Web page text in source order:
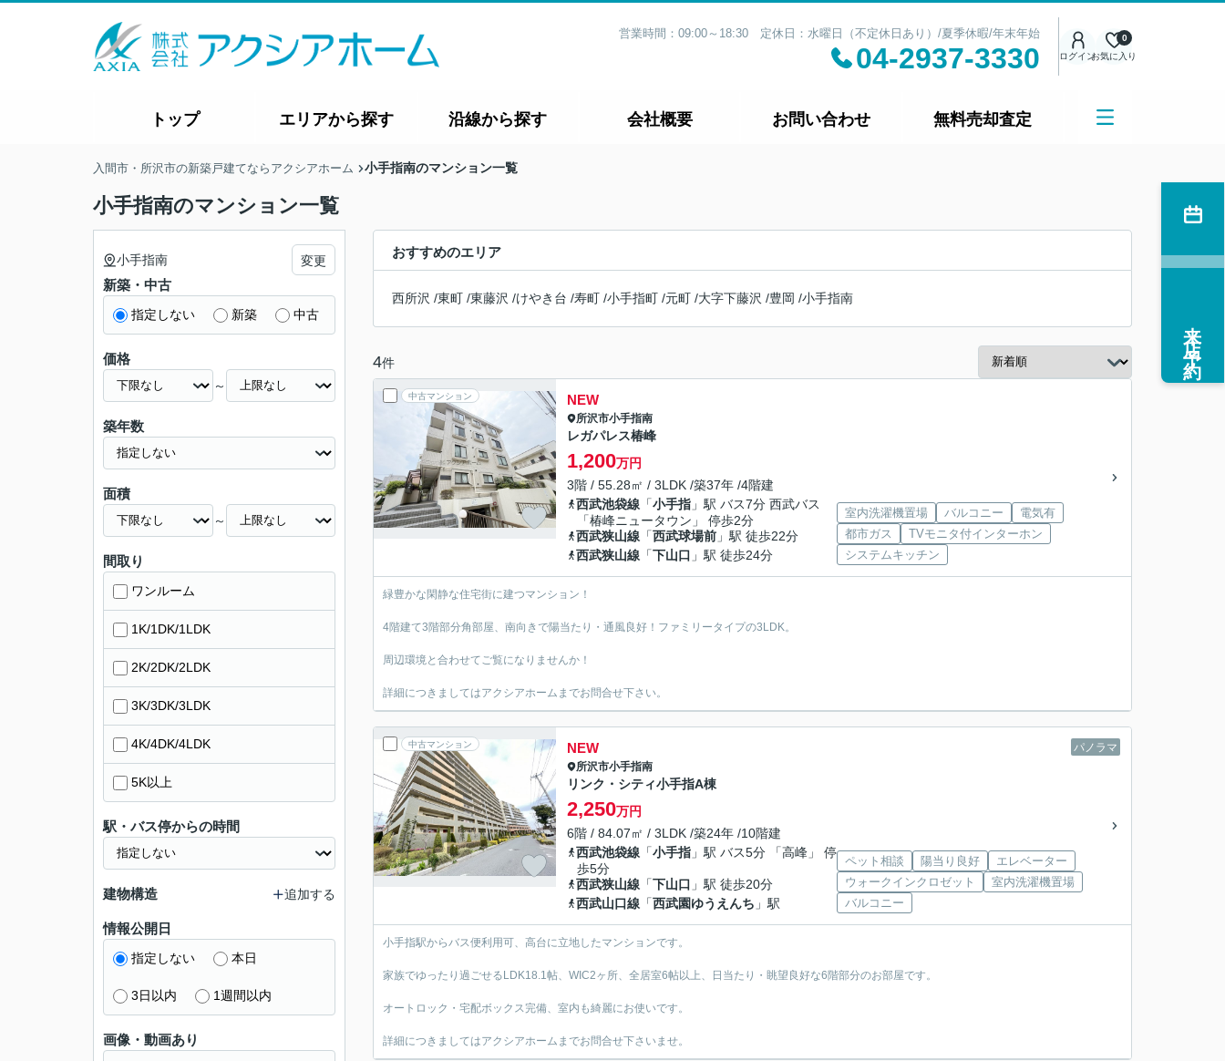
営業時間：09:00～18:30 定休日：水曜日（不定休日あり）/夏季休暇/年末年始
04-2937-3330 ログインお気に入り
0
トップ エリアから探す 沿線から探す 会社概要 お問い合わせ 無料売却査定
入間市・所沢市の新築戸建てならアクシアホーム 小手指南のマンション一覧
小手指南のマンション一覧
おすすめのエリア
西所沢 /東町 /東藤沢 /けやき台 /寿町 /小手指町 /元町 /大字下藤沢 /豊岡 /小手指南
4件
中古マンション NEW
所沢市小手指南
レガパレス椿峰
1,200万円
3階 / 55.28㎡ / 3LDK /築37年 /4階建
西武池袋線 「小手指 」駅 バス7分 西武バス
「椿峰ニュータウン」 停歩2分
西武狭山線 「西武球場前 」駅 徒歩22分
西武狭山線 「下山口 」駅 徒歩24分
室内洗濯機置場 バルコニー
電気有
都市ガス
TVモニタ付インターホン
システムキッチン
緑豊かな閑静な住宅街に建つマンション！
4階建て3階部分角部屋、南向きで陽当たり・通風良好！ファミリータイプの3LDK。
周辺環境と合わせてご覧になりませんか！
詳細につきましてはアクシアホームまでお問合せ下さい。
中古マンション パノラマ
NEW
所沢市小手指南
リンク・シティ小手指A棟
2,250万円
6階 / 84.07㎡ / 3LDK /築24年 /10階建
西武池袋線 「小手指 」駅 バス5分 「高峰」 停
歩5分
西武狭山線 「下山口 」駅 徒歩20分
西武山口線 「西武園ゆうえんち 」駅
ペット相談 陽当り良好
エレベーター
ウォークインクロゼット
室内洗濯機置場
バルコニー
小手指駅からバス便利用可、高台に立地したマンションです。
家族でゆったり過ごせるLDK18.1帖、WIC2ヶ所、全居室6帖以上、日当たり・眺望良好な6階部分のお部屋です。
オートロック・宅配ボックス完備、室内も綺麗にお使いです。
詳細につきましてはアクシアホームまでお問合せ下さいませ。
小手指南 変更
新築・中古
指定しない 新築 中古
価格
～
築年数
面積
～
間取り
ワンルーム
1K/1DK/1LDK
2K/2DK/2LDK
3K/3DK/3LDK
4K/4DK/4LDK
5K以上
駅・バス停からの時間
建物構造 追加する
情報公開日
指定しない 本日
3日以内 1週間以内
画像・動画あり
来店予約